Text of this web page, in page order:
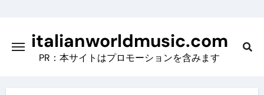
contentitalianworldmusic.com
PR：本サイトはプロモーションを含みます